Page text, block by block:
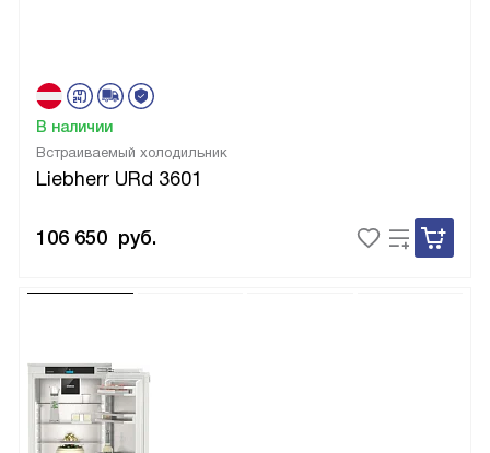
Встраиваемый холодильник
Liebherr URd 3601
В наличии
106 650 руб.